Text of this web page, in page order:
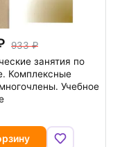
933
занятия по
Комплексные
Учебное